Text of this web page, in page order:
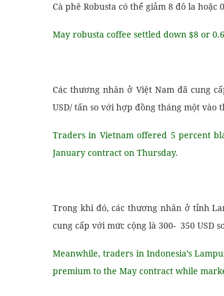
Cà phê Robusta có thể giảm 8 đô la
May robusta coffee settled down $8 or
Các thương nhân ở Việt Nam đã cung
USD/ tấn so với hợp đồng tháng một vào
Traders in Vietnam offered 5 percent
January contract on Thursday.
Trong khi đó, các thương nhân ở tỉnh
cung cấp với mức cộng là 300- 350 USD
Meanwhile, traders in Indonesia’s
premium to the May contract while